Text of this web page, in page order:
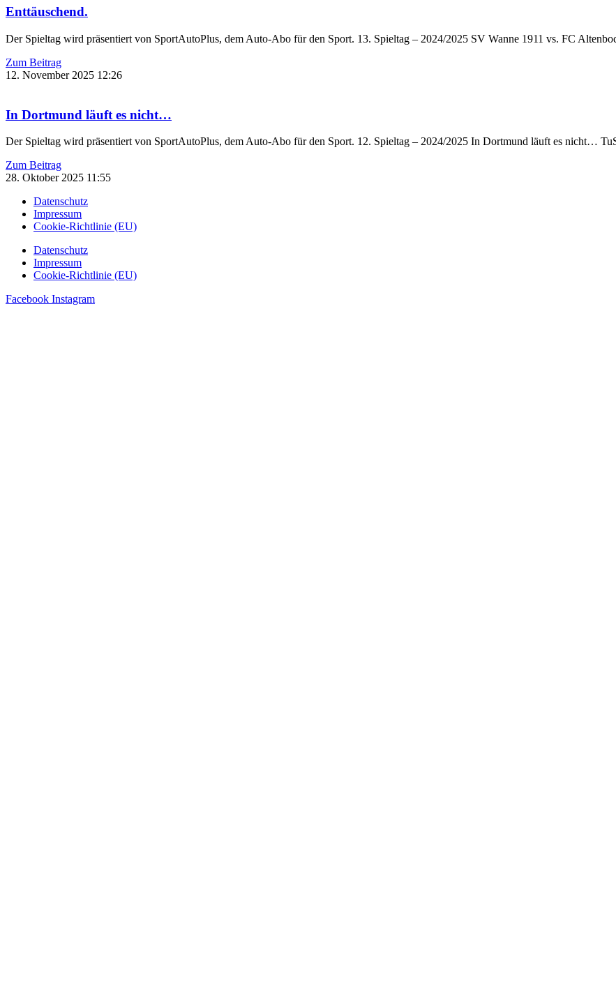
Enttäuschend.
Der Spieltag wird präsentiert von SportAutoPlus, dem Auto-Abo für den Sport. 13. Spieltag – 2024/2025 SV Wanne 1911 vs. FC
Zum Beitrag
12. November 2025 12:26
In Dortmund läuft es nicht…
Der Spieltag wird präsentiert von SportAutoPlus, dem Auto-Abo für den Sport. 12. Spieltag – 2024/2025 In Dortmund läuft es nicht…
Zum Beitrag
28. Oktober 2025 11:55
Datenschutz
Impressum
Cookie-Richtlinie (EU)
Datenschutz
Impressum
Cookie-Richtlinie (EU)
Facebook Instagram